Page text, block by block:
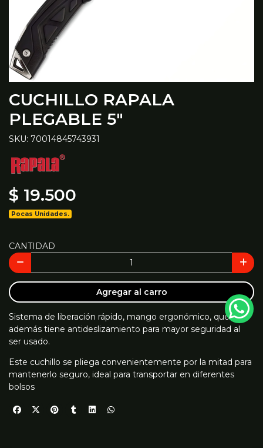
CUCHILLO RAPALA
PLEGABLE 5"
SKU: 70014845743931
$ 19.500
Pocas Unidades.
CANTIDAD
Agregar al carro
Sistema de liberación rápido, mango ergonómico, que
además tiene antideslizamiento para mayor seguridad al
ser usado.
Este cuchillo se pliega convenientemente por la mitad para
mantenerlo seguro, ideal para transportar en diferentes
bolsos